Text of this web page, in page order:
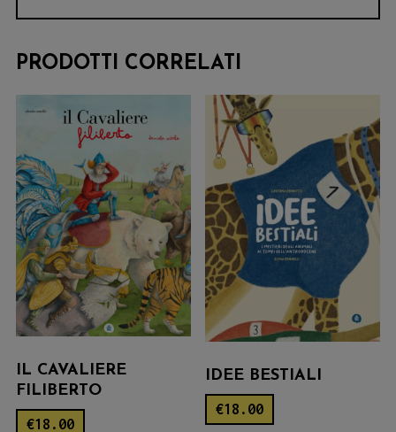
PRODOTTI CORRELATI
IL CAVALIERE
FILIBERTO
€18.00
IDEE BESTIALI
€18.00